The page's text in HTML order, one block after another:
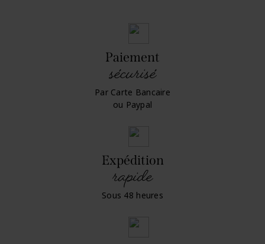
Paiement
sécurisé
Par Carte Bancaire
ou Paypal
Expédition
rapide
Sous 48 heures